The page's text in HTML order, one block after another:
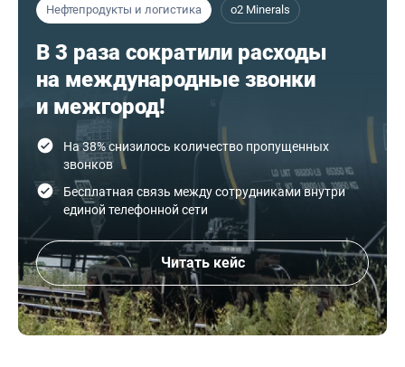
Нефтепродукты и логистика o2 Minerals
В 3 раза сократили расходы
на международные звонки
и межгород!
На 38% снизилось количество пропущенных
звонков
Бесплатная связь между сотрудниками внутри
единой телефонной сети
Читать кейс